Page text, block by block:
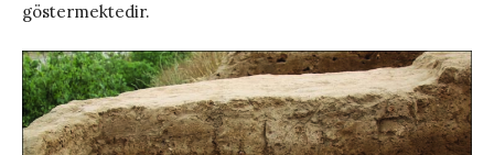
göstermektedir.